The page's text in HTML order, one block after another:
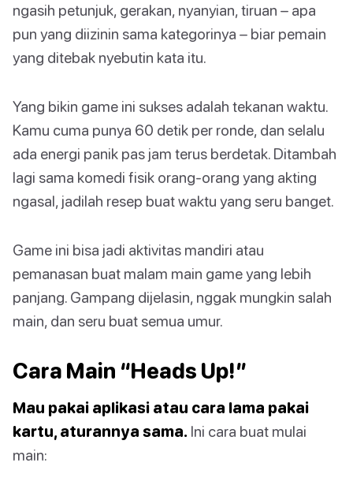
ngasih petunjuk, gerakan, nyanyian, tiruan – apa
pun yang diizinin sama kategorinya – biar pemain
yang ditebak nyebutin kata itu.
Yang bikin game ini sukses adalah tekanan waktu.
Kamu cuma punya 60 detik per ronde, dan selalu
ada energi panik pas jam terus berdetak. Ditambah
lagi sama komedi fisik orang-orang yang akting
ngasal, jadilah resep buat waktu yang seru banget.
Game ini bisa jadi aktivitas mandiri atau
pemanasan buat malam main game yang lebih
panjang. Gampang dijelasin, nggak mungkin salah
main, dan seru buat semua umur.
Cara Main “Heads Up!”
Mau pakai aplikasi atau cara lama pakai
kartu, aturannya sama. Ini cara buat mulai
main: